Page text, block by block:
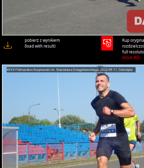
pobierz z wynikiem
(load with result)
Kup
full
HIGH-RES